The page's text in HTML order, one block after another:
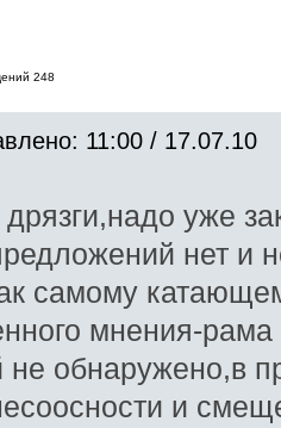
248
11:00 / 17.07.10
дрязги,надо уже
нет и
самому
мнения-
обнаружено,в
и